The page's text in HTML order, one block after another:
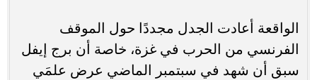
الواقعة أعادت الجدل مجددًا حول الموقف
الفرنسي من الحرب في غزة، خاصة أن برج إيفل
سبق أن شهد في سبتمبر الماضي عرض علمَي